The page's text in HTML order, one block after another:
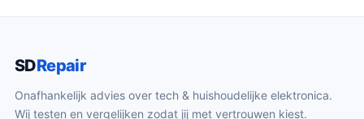
SDRepair
Onafhankelijk advies over tech & huishoudelijke elektronica.
Wij testen en vergelijken zodat jij met vertrouwen kiest.